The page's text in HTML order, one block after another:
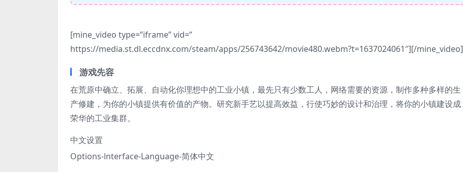
[mine_video type=”iframe” vid=”
https://media.st.dl.eccdnx.com/steam/apps/256743642/movie480.webm?t=1637024061″][/mine_video]
游戏先容
在荒原中确立、拓展、自动化你理想中的工业小镇，最先只有少数工人，网络需要的资源，制作多种多样的生
产修建，为你的小镇提供有价值的产物。研究新手艺以提高效益，行使巧妙的设计和治理，将你的小镇建设成
荣华的工业集群。
中文设置
Options-lnterface-Language-简体中文